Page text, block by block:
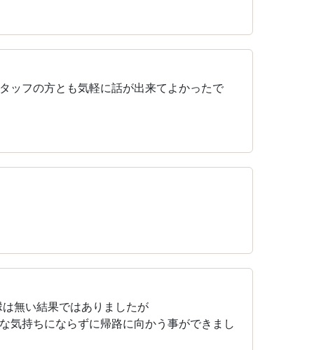
ッフの方とも気軽に話が出来てよかったで
無い結果ではありましたが
気持ちにならずに帰路に向かう事ができまし